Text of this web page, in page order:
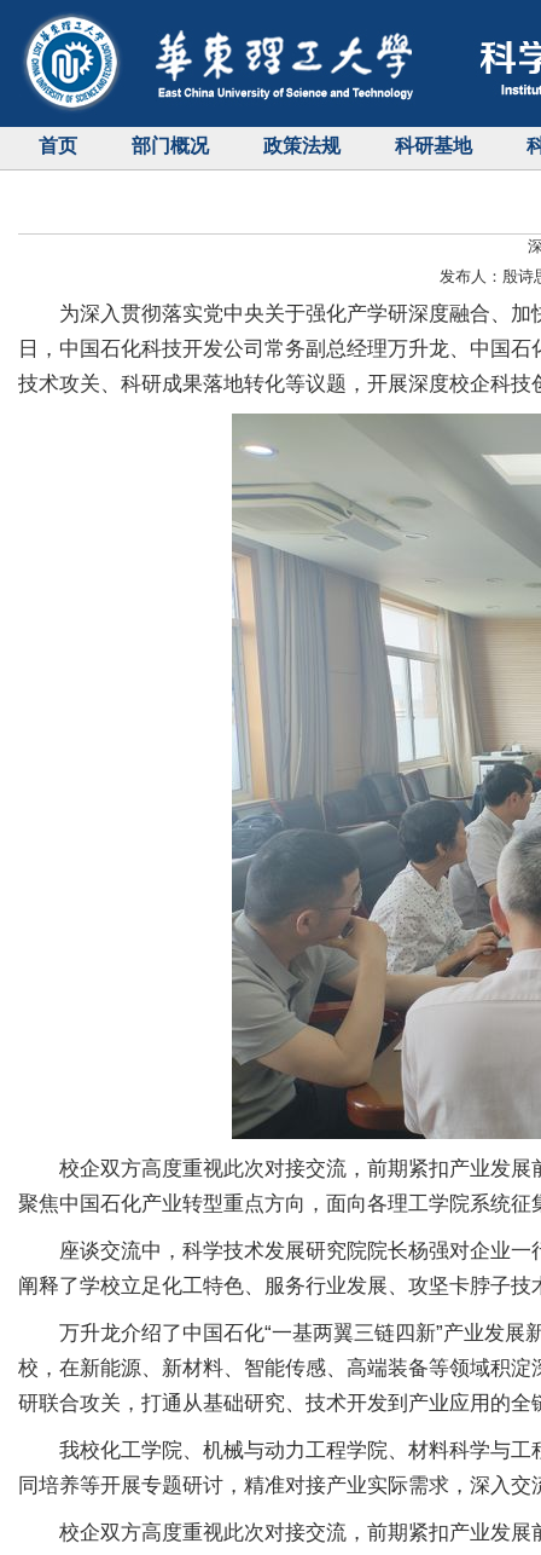
首页 部门概况 政策法规 科研基地
发布人：殷诗
为深入贯彻落实党中央关于强化产学研深度融合、
日，中国石化科技开发公司常务副总经理万升龙、中国
技术攻关、科研成果落地转化等议题，开展深度校企科技
校企双方高度重视此次对接交流，前期紧扣产业发
聚焦中国石化产业转型重点方向，面向各理工学院系统
座谈交流中，科学技术发展研究院院长杨强对企业
阐释了学校立足化工特色、服务行业发展、攻坚卡脖子
万升龙介绍了中国石化“一基两翼三链四新”产业发
校，在新能源、新材料、智能传感、高端装备等领域积
研联合攻关，打通从基础研究、技术开发到产业应用的
我校化工学院、机械与动力工程学院、材料科学与
同培养等开展专题研讨，精准对接产业实际需求，深入交
校企双方高度重视此次对接交流，前期紧扣产业发